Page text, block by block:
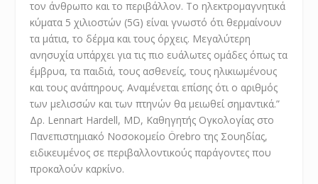
τον άνθρωπο και το περιβάλλον. Το ηλεκτρομαγνητικά
κύματα 5 χιλιοστών (5G) είναι γνωστό ότι θερμαίνουν
τα μάτια, το δέρμα και τους όρχεις. Μεγαλύτερη
ανησυχία υπάρχει για τις πιο ευάλωτες ομάδες όπως τα
έμβρυα, τα παιδιά, τους ασθενείς, τους ηλικιωμένους
και τους ανάπηρους. Αναμένεται επίσης ότι ο αριθμός
των μελισσών και των πτηνών θα μειωθεί σημαντικά.”
Δρ. Lennart Hardell, MD, Καθηγητής Ογκολογίας στο
Πανεπιστημιακό Νοσοκομείο Örebro της Σουηδίας,
ειδικευμένος σε περιβαλλοντικούς παράγοντες που
προκαλούν καρκίνο.